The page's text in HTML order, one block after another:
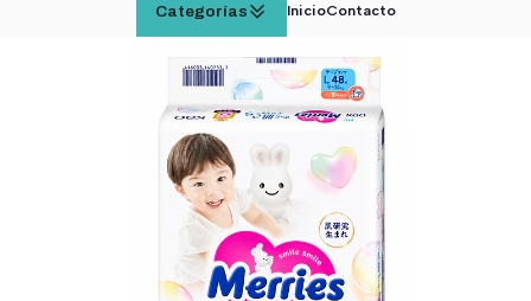
Categorías InicioContacto